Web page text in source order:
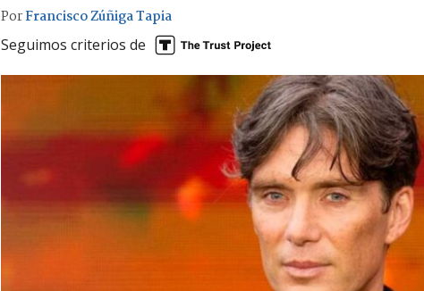
PorFrancisco Zúñiga Tapia
Seguimos criterios de